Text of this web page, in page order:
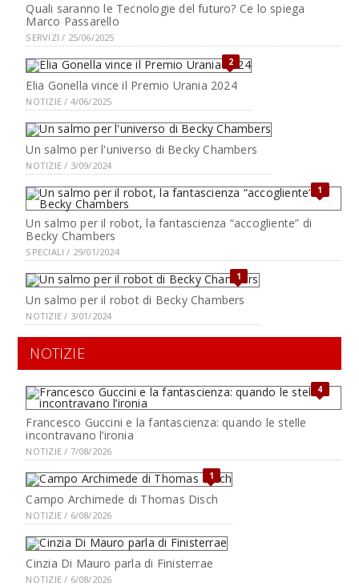
Quali saranno le Tecnologie del futuro? Ce lo spiega
Marco Passarello
SERVIZI / 25/06/2025
2
Elia Gonella vince il Premio Urania 2024
NOTIZIE / 4/06/2025
Un salmo per l'universo di Becky Chambers
NOTIZIE / 3/09/2024
1
Un salmo per il robot, la fantascienza “accogliente” di
Becky Chambers
SPECIALI / 29/01/2024
1
Un salmo per il robot di Becky Chambers
NOTIZIE / 3/01/2024
NOTIZIE
4
Francesco Guccini e la fantascienza: quando le stelle
incontravano l’ironia
NOTIZIE / 7/08/2026
1
Campo Archimede di Thomas Disch
NOTIZIE / 6/08/2026
Cinzia Di Mauro parla di Finisterrae
NOTIZIE / 6/08/2026